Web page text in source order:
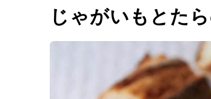
じゃがいもとた